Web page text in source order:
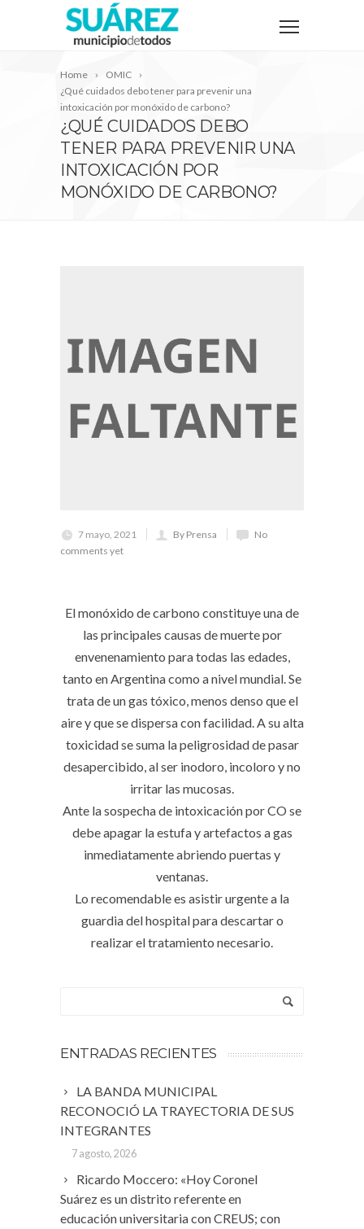
Home
OMIC
¿Qué cuidados debo tener para prevenir una
intoxicación por monóxido de carbono?
¿QUÉ CUIDADOS DEBO
TENER PARA PREVENIR UNA
INTOXICACIÓN POR
MONÓXIDO DE CARBONO?
7 mayo, 2021 By Prensa
No
comments yet
El monóxido de carbono constituye una de
las principales causas de muerte por
envenenamiento para todas las edades,
tanto en Argentina como a nivel mundial. Se
trata de un gas tóxico, menos denso que el
aire y que se dispersa con facilidad. A su alta
toxicidad se suma la peligrosidad de pasar
desapercibido, al ser inodoro, incoloro y no
irritar las mucosas.
Ante la sospecha de intoxicación por CO se
debe apagar la estufa y artefactos a gas
inmediatamente abriendo puertas y
ventanas.
Lo recomendable es asistir urgente a la
guardia del hospital para descartar o
realizar el tratamiento necesario.
ENTRADAS RECIENTES
LA BANDA MUNICIPAL
RECONOCIÓ LA TRAYECTORIA DE SUS
INTEGRANTES
7 agosto, 2026
Ricardo Moccero: «Hoy Coronel
Suárez es un distrito referente en
educación universitaria con CREUS; con